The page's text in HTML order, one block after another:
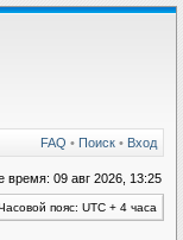
FAQ • Поиск • Вход
время: 09 авг 2026, 13:25
пояс: UTC + 4 часа